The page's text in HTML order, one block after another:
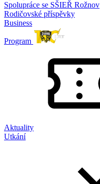
Spolupráce se SŠIEŘ Rožnov
Rodičovské příspěvky
Business
Program
Aktuality
Utkání